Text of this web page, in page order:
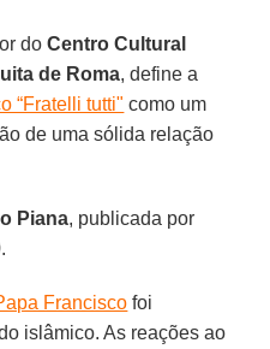
doCentro Cultural
de Roma, define a
“Fratelli tutti" como um
de uma sólida relação
Piana, publicada por
Francisco foi
islâmico. As reações ao